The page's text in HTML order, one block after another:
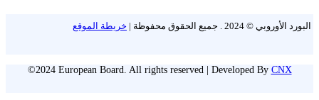
البورد الأوروبي © 2024 . جميع الحقوق محفوظة | خريطة الموقع
©2024 European Board. All rights reserved | Developed By CNX